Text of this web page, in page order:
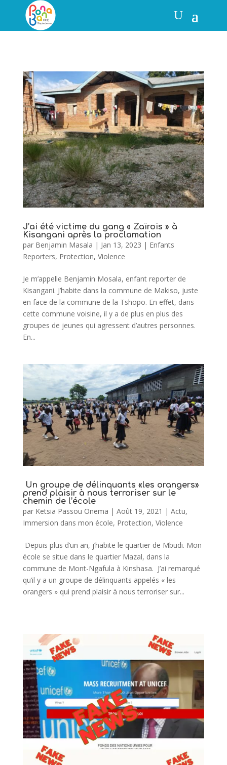
J’ai été victime du gang « Zaïrois » à
Kisangani après la proclamation
par Benjamin Masala | Jan 13, 2023 | Enfants
Reporters, Protection, Violence
Je m’appelle Benjamin Mosala, enfant reporter de
Kisangani. J’habite dans la commune de Makiso, juste
en face de la commune de la Tshopo. En effet, dans
cette commune voisine, il y a de plus en plus des
groupes de jeunes qui agressent d’autres personnes.
En...
Un groupe de délinquants «les orangers»
prend plaisir à nous terroriser sur le
chemin de l’école
par Ketsia Passou Onema | Août 19, 2021 | Actu,
Immersion dans mon école, Protection, Violence
Depuis plus d’un an, j’habite le quartier de Mbudi. Mon
école se situe dans le quartier Mazal, dans la
commune de Mont-Ngafula à Kinshasa. J’ai remarqué
qu’il y a un groupe de délinquants appelés « les
orangers » qui prend plaisir à nous terroriser sur...